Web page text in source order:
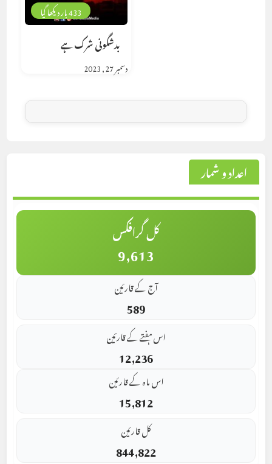
433 بار دیکھا گیا
بدشگونی شرک ہے
دسمبر 27, 2023
اعداد و شمار
کل گرافکس
9,613
آج کے قارئین
589
اس ہفتے کے قارئین
12,236
اس ماہ کے قارئین
15,812
کل قارئین
844,822